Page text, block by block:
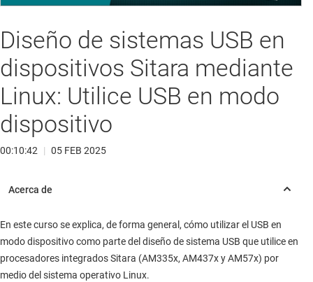
Video
Diseño de sistemas USB en
dispositivos Sitara mediante
Linux: Utilice USB en modo
dispositivo
00:10:42 | 05 FEB 2025
En este curso se explica, de forma general, cómo utilizar el USB en
modo dispositivo como parte del diseño de sistema USB que utilice en
procesadores integrados Sitara (AM335x, AM437x y AM57x) por
medio del sistema operativo Linux.